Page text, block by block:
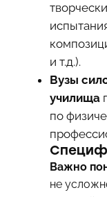
и т.д.).
Вузы
училища
по
Важно
не